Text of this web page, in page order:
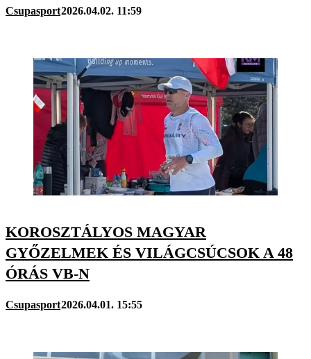
Csupasport2026.04.02. 11:59
KOROSZTÁLYOS MAGYAR
GYŐZELMEK ÉS VILÁGCSÚCSOK A 48
ÓRÁS VB-N
Csupasport2026.04.01. 15:55